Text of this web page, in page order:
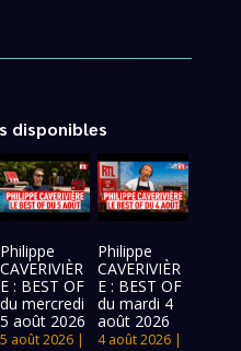
disponibles
Philippe
CAVERIVIÈR
E : BEST OF
du mercredi
5 août 2026
5 août 2026|
Philippe
CAVERIVIÈR
E : BEST OF
du mardi 4
août 2026
4 août 2026 |